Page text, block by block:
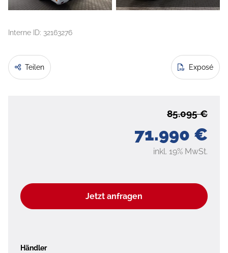
Interne ID: 32163276
Teilen Exposé
71.990 €
85.095 €
inkl. 19% MwSt.
Jetzt anfragen
Händler